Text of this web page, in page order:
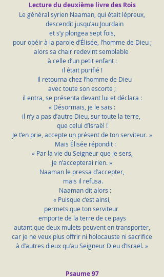
Lecture du deuxième livre des Rois
Le général syrien Naaman, qui était lépreux,
    descendit jusqu’au Jourdain
et s’y plongea sept fois,
pour obéir à la parole d’Élisée, l’homme de Dieu ;
alors sa chair redevint semblable
à celle d’un petit enfant :
il était purifié !
    Il retourna chez l’homme de Dieu
avec toute son escorte ;
il entra, se présenta devant lui et déclara :
« Désormais, je le sais :
il n’y a pas d’autre Dieu, sur toute la terre,
que celui d’Israël !
Je t’en prie, accepte un présent de ton serviteur. »
    Mais Élisée répondit :
« Par la vie du Seigneur que je sers,
je n’accepterai rien. »
Naaman le pressa d’accepter,
mais il refusa.
    Naaman dit alors :
« Puisque c’est ainsi,
permets que ton serviteur
emporte de la terre de ce pays
autant que deux mulets peuvent en transporter,
car je ne veux plus offrir ni holocauste ni sacrifice
à d’autres dieux qu’au Seigneur Dieu d’Israël. »
Psaume 97